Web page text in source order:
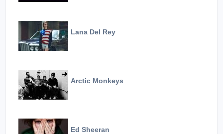
Lana Del Rey
Arctic Monkeys
Ed Sheeran